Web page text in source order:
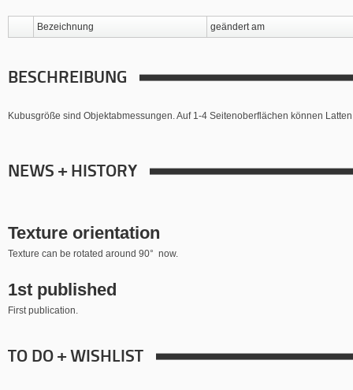
Bezeichnung geändert am
BESCHREIBUNG
Kubusgröße sind Objektabmessungen. Auf 1-4 Seitenoberflächen können
NEWS + HISTORY
Texture orientation
Texture can be rotated around 90° now.
1st published
First publication.
TO DO + WISHLIST